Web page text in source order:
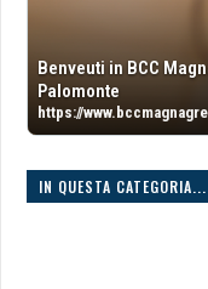
Benveuti in BCC
Palomonte
https://
IN QUESTA CATEGORIA...